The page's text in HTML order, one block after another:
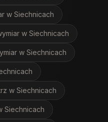
w Siechnicach
w Siechnicach
w Siechnicach
w Siechnicach
Siechnicach